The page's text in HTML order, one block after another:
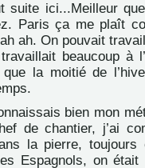
suite ici...Meilleur
Paris ça me plaît
ah. On pouvait
beaucoup à
la moitié de
bien mon
de chantier, j’ai
la pierre, toujours
Espagnols, on était